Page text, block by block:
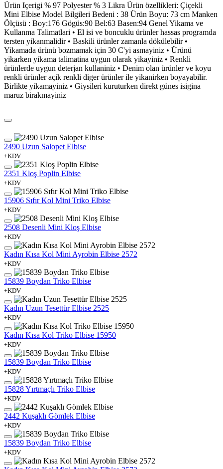
Ürün Içerigi % 97 Polyester % 3 Likra Ürün özellikleri: Çiçekli
Mini Elbise Model Bilgileri Bedeni : 38 Ürün Boyu: 73 cm Manken
Ölçüsü : Boy:176 Gögüs:90 Bel:63 Basen:94 Genel Yikama ve
Kullanma Talimatlari • El isi ve boncuklu ürünler hassas programda
tersten yikanmalidir • Baskili ürünler zamanla dökülebilir •
Yikamada ürünü bozmamak için 30 C'yi asmayiniz • Ürünü
yikarken yikama talimatina uygun olarak yikayiniz • Renkli
ürünlerde uygun deterjan kullaniniz • Denim olan ürünler ve koyu
renkli ürünler açik renkli diger ürünler ile yikanirken boyayabilir.
Birlikte yikamayiniz • Giysileri kuruturken direkt günes isigina
maruz birakmayiniz
2490 Uzun Salopet Elbise
+KDV
2351 Kloş Poplin Elbise
+KDV
15906 Sıfır Kol Mini Triko Elbise
+KDV
2508 Desenli Mini Kloş Elbise
+KDV
Kadın Kısa Kol Mini Ayrobin Elbise 2572
+KDV
15839 Boydan Triko Elbise
+KDV
Kadın Uzun Tesettür Elbise 2525
+KDV
Kadın Kısa Kol Triko Elbise 15950
+KDV
15839 Boydan Triko Elbise
+KDV
15828 Yırtmaçlı Triko Elbise
+KDV
2442 Kuşaklı Gömlek Elbise
+KDV
15839 Boydan Triko Elbise
+KDV